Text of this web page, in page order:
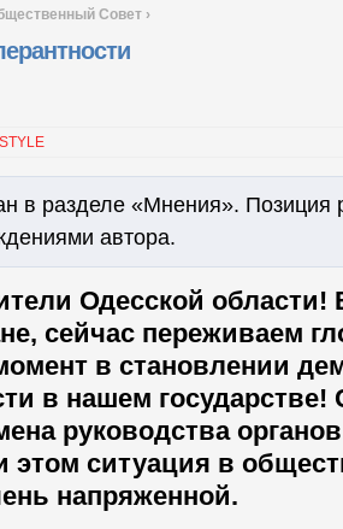
Совет ›
в разделе «Мнения». Позиция
автора.
Одесской области!
сейчас переживаем
в становлении
в нашем государстве!
руководства
этом ситуация в
напряженной.